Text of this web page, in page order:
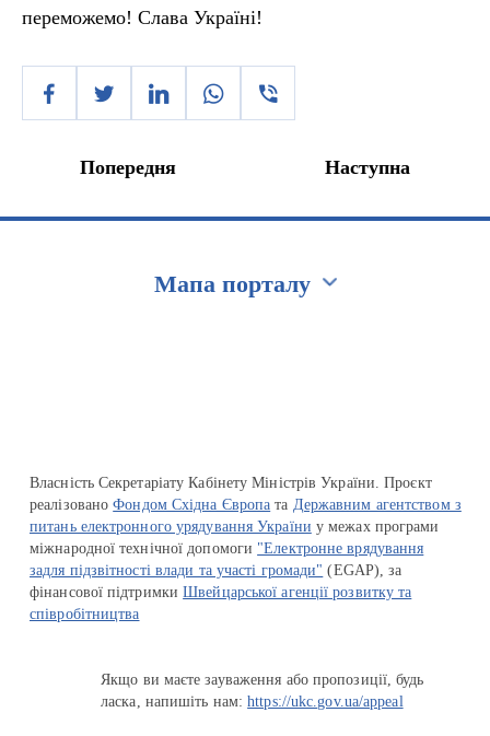
переможемо! Слава Україні!
Попередня Наступна
Мапа порталу
Власність Секретаріату Кабінету Міністрів України. Проєкт
реалізованоФондом Східна Європа та Державним агентством з
питань електронного урядування України у межах програми
міжнародної технічної допомоги "Електронне врядування
задля підзвітності влади та участі громади" (EGAP), за
фінансової підтримкиШвейцарської агенції розвитку та
співробітництва
Якщо ви маєте зауваження або пропозиції, будь
ласка, напишіть нам:https://ukc.gov.ua/appeal